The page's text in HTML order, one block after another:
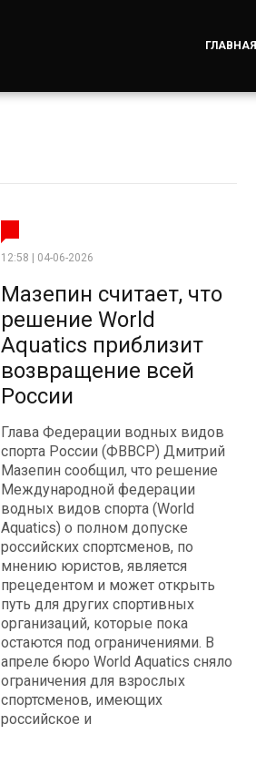
ГЛАВНАЯ
12:58 | 04-06-2026
Мазепин считает, что
решение World
Aquatics приблизит
возвращение всей
России
Глава Федерации водных видов
спорта России (ФВВСР) Дмитрий
Мазепин сообщил, что решение
Международной федерации
водных видов спорта (World
Aquatics) о полном допуске
российских спортсменов, по
мнению юристов, является
прецедентом и может открыть
путь для других спортивных
организаций, которые пока
остаются под ограничениями. В
апреле бюро World Aquatics сняло
ограничения для взрослых
спортсменов, имеющих
российское и